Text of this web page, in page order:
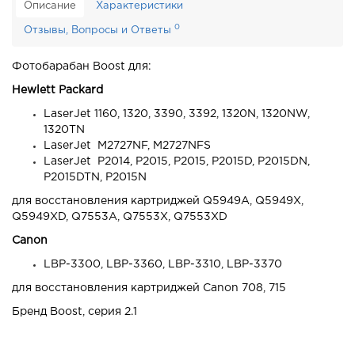
Описание Характеристики
Отзывы, Вопросы и Ответы 0
Фотобарабан Boost для:
Hewlett Packard
LaserJet 1160, 1320, 3390, 3392, 1320N, 1320NW,
1320TN
LaserJet M2727NF, M2727NFS
LaserJet P2014, P2015, P2015, P2015D, P2015DN,
P2015DTN, P2015N
для восстановления картриджей Q5949A, Q5949X,
Q5949XD, Q7553A, Q7553X, Q7553XD
Canon
LBP-3300, LBP-3360, LBP-3310, LBP-3370
для восстановления картриджей Canon 708, 715
Бренд Boost, серия 2.1